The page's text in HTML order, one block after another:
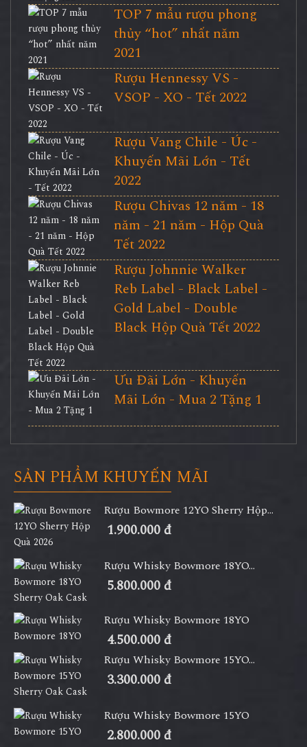
TOP 7 mẫu rượu phong
thủy “hot” nhất năm
2021
Rượu Hennessy VS -
VSOP - XO - Tết 2022
Rượu Vang Chile - Úc -
Khuyến Mãi Lớn - Tết
2022
Rượu Chivas 12 năm - 18
năm - 21 năm - Hộp Quà
Tết 2022
Rượu Johnnie Walker
Reb Label - Black Label -
Gold Label - Double
Black Hộp Quà Tết 2022
Ưu Đãi Lớn - Khuyến
Mãi Lớn - Mua 2 Tặng 1
SẢN PHẨM KHUYẾN MÃI
Rượu Bowmore 12YO Sherry Hộp...
1.900.000 đ
Rượu Whisky Bowmore 18YO...
5.800.000 đ
Rượu Whisky Bowmore 18YO
4.500.000 đ
Rượu Whisky Bowmore 15YO...
3.300.000 đ
Rượu Whisky Bowmore 15YO
2.800.000 đ